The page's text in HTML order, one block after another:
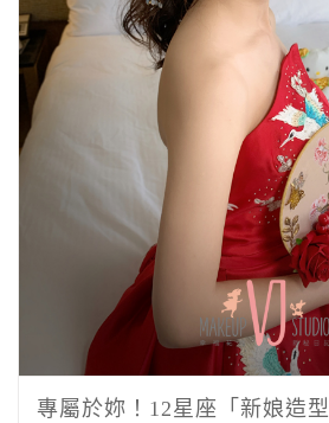
專屬於妳！12星座「新娘造